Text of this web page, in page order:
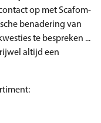
op met Scafom-
benadering van
te bespreken ...
altijd een